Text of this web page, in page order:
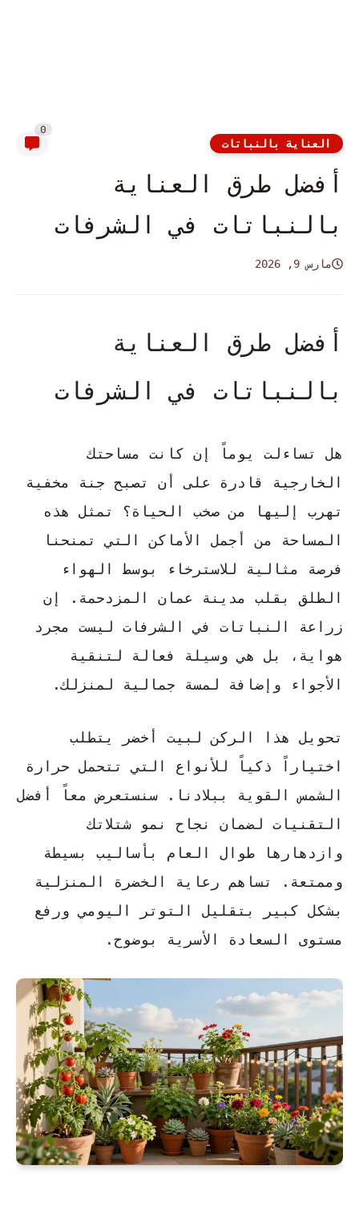
العناية بالنباتات
0
أفضل طرق العناية
بالنباتات في الشرفات
مارس 9, 2026
أفضل طرق العناية
بالنباتات في الشرفات
هل تساءلت يوماً إن كانت مساحتك
الخارجية قادرة على أن تصبح جنة مخفية
تهرب إليها من صخب الحياة؟ تمثل هذه
المساحة من أجمل الأماكن التي تمنحنا
فرصة مثالية للاسترخاء بوسط الهواء
الطلق بقلب مدينة عمان المزدحمة. إن
زراعة النباتات في الشرفات ليست مجرد
هواية، بل هي وسيلة فعالة لتنقية
الأجواء وإضافة لمسة جمالية لمنزلك.
تحويل هذا الركن لبيت أخضر يتطلب
اختياراً ذكياً للأنواع التي تتحمل حرارة
الشمس القوية ببلادنا. سنستعرض معاً
أفضل
التقنيات لضمان نجاح نمو شتلاتك
وازدهارها طوال العام بأساليب بسيطة
وممتعة. تساهم رعاية الخضرة المنزلية
بشكل كبير بتقليل التوتر اليومي ورفع
مستوى السعادة الأسرية بوضوح.